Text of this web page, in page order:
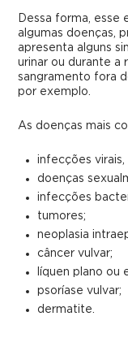
Dessa forma, esse
algumas doenças,
apresenta alguns
urinar ou durante a
sangramento fora
por exemplo.
As doenças mais
infecções
doenças
infecções
tumores;
neoplasia
câncer vulvar;
líquen plano ou
psoríase vulvar;
dermatite.